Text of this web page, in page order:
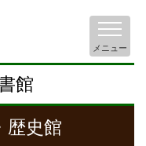
館
歴史館
メニュー